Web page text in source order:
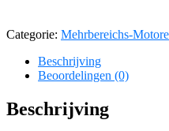
Categorie: Mehrbereichs-
Beschrijving
Beoordelingen (0)
Beschrijving